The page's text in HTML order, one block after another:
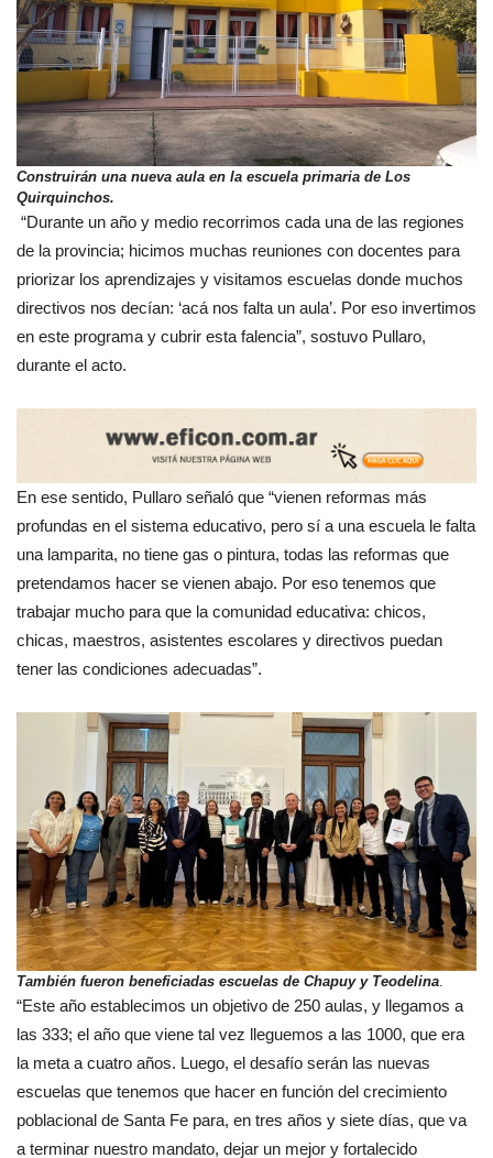
Construirán una nueva aula en la escuela primaria de Los
Quirquinchos.
“Durante un año y medio recorrimos cada una de las regiones
de la provincia; hicimos muchas reuniones con docentes para
priorizar los aprendizajes y visitamos escuelas donde muchos
directivos nos decían: ‘acá nos falta un aula’. Por eso invertimos
en este programa y cubrir esta falencia”, sostuvo Pullaro,
durante el acto.
En ese sentido, Pullaro señaló que “vienen reformas más
profundas en el sistema educativo, pero sí a una escuela le falta
una lamparita, no tiene gas o pintura, todas las reformas que
pretendamos hacer se vienen abajo. Por eso tenemos que
trabajar mucho para que la comunidad educativa: chicos,
chicas, maestros, asistentes escolares y directivos puedan
tener las condiciones adecuadas”.
También fueron beneficiadas escuelas de Chapuy y Teodelina.
“Este año establecimos un objetivo de 250 aulas, y llegamos a
las 333; el año que viene tal vez lleguemos a las 1000, que era
la meta a cuatro años. Luego, el desafío serán las nuevas
escuelas que tenemos que hacer en función del crecimiento
poblacional de Santa Fe para, en tres años y siete días, que va
a terminar nuestro mandato, dejar un mejor y fortalecido